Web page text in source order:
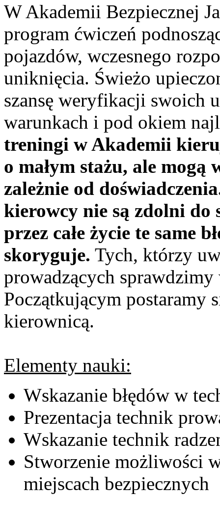
W Akademii Bezpiecznej
program ćwiczeń
pojazdów, wczesnego
uniknięcia. Świeżo
szansę weryfikacji swoich
warunkach i pod okiem
treningi w Akademii
o małym stażu, ale
zależnie od
kierowcy nie są zdolni do
przez całe życie te same
skoryguje. Tych, którzy
prowadzących
Początkującym postaramy
kierownicą.
Elementy nauki:
Wskazanie błędów w
Prezentacja technik
Wskazanie technik
Stworzenie możliwości
miejscach bezpiecznych